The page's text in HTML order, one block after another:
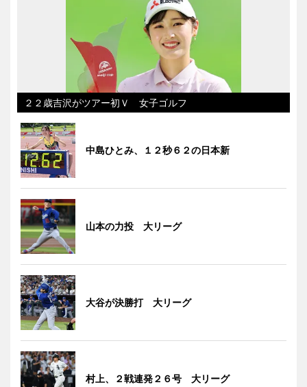
２２歳吉沢がツアー初Ｖ 女子ゴルフ
中島ひとみ、１２秒６２の日本新
山本の力投 大リーグ
大谷が決勝打 大リーグ
村上、２戦連発２６号 大リーグ